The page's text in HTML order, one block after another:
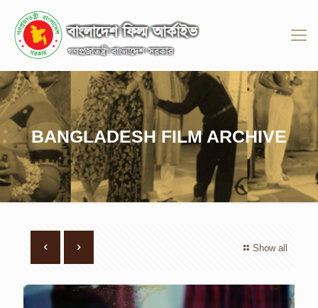
BANGLADESH FILM ARCHIVE
Show all